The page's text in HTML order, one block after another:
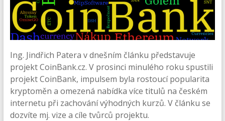
Ing. Jindřich Patera v dnešním článku představuje
projekt CoinBank.cz. V prosinci minulého roku spustili
projekt CoinBank, impulsem byla rostoucí popularita
kryptoměn a omezená nabídka více titulů na českém
internetu při zachování výhodných kurzů. V článku se
dozvíte mj. vize a cíle tvůrců projektu.